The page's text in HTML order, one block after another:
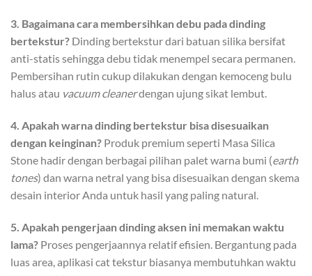
3. Bagaimana cara membersihkan debu pada dinding
bertekstur? Dinding bertekstur dari batuan silika bersifat
anti-statis sehingga debu tidak menempel secara permanen.
Pembersihan rutin cukup dilakukan dengan kemoceng bulu
halus atau vacuum cleanerdengan ujung sikat lembut.
4. Apakah warna dinding bertekstur bisa disesuaikan
dengan keinginan? Produk premium seperti Masa Silica
Stone hadir dengan berbagai pilihan palet warna bumi (earth
tones) dan warna netral yang bisa disesuaikan dengan skema
desain interior Anda untuk hasil yang paling natural.
5. Apakah pengerjaan dinding aksen ini memakan waktu
lama? Proses pengerjaannya relatif efisien. Bergantung pada
luas area, aplikasi cat tekstur biasanya membutuhkan waktu